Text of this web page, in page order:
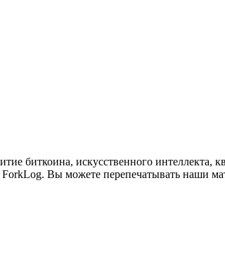
биткоина, искусственного интеллекта,
Вы можете перепечатывать наши